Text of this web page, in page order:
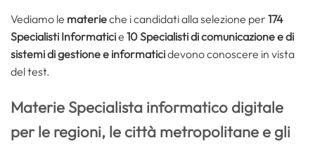
Vediamo le materieche i candidati alla selezione per 174
Specialisti Informaticie 10 Specialisti di comunicazione e di
sistemi di gestione e informaticidevono conoscere in vista
del test.
Materie Specialista informatico digitale
per le regioni, le città metropolitane e gli